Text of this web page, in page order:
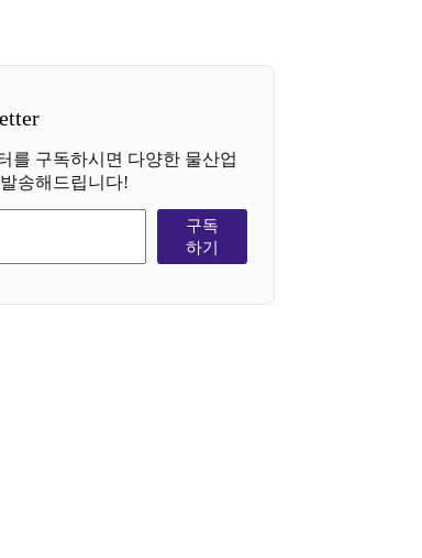
를 구독하시면 다양한 물산업
송해드립니다!
구독
하기